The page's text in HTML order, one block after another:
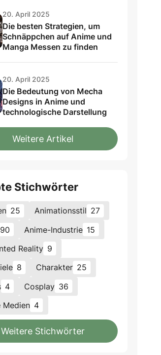
20. April 2025
Die besten Strategien, um
Schnäppchen auf Anime und
Manga Messen zu finden
20. April 2025
Die Bedeutung von Mecha
Designs in Anime und
technologische Darstellung
Weitere Artikel
Stichwörter
25 Animationsstil 27
90 Anime-Industrie 15
Reality 9
8 Charakter 25
4 Cosplay 36
Medien 4
Weitere Stichwörter